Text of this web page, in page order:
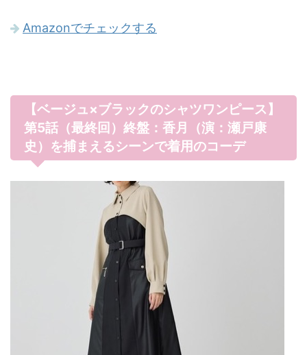
Amazonでチェックする
【ベージュ×ブラックのシャツワンピース】
第5話（最終回）終盤：香月（演：瀬戸康
史）を捕まえるシーンで着用のコーデ